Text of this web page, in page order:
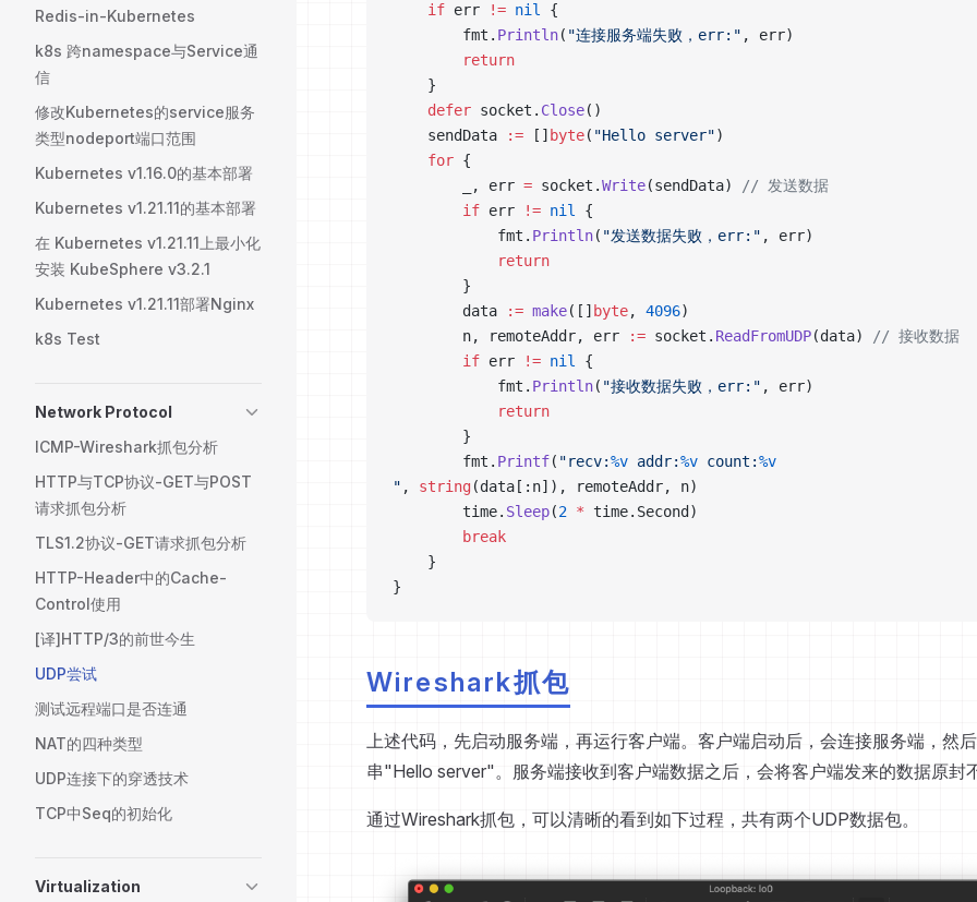
Redis-in-Kubernetes
k8s 跨namespace与Service通
信
修改Kubernetes的service服务
类型nodeport端口范围
Kubernetes v1.16.0的基本部署
Kubernetes v1.21.11的基本部署
在 Kubernetes v1.21.11上最小化
安装 KubeSphere v3.2.1
Kubernetes v1.21.11部署Nginx
k8s Test
Network Protocol
ICMP-Wireshark抓包分析
HTTP与TCP协议-GET与POST
请求抓包分析
TLS1.2协议-GET请求抓包分析
HTTP-Header中的Cache-
Control使用
[译]HTTP/3的前世今生
UDP尝试
测试远程端口是否连通
NAT的四种类型
UDP连接下的穿透技术
TCP中Seq的初始化
Virtualization
	if
err != nil
{
		fmt.
Println( "连接服务端失败，err:" , err)
		return
	}
	defer
socket. Close()
	sendData
:= [] byte( "Hello server")
	for
{
		_, err
= socket.Write(sendData)
// 发送数据
		if
err != nil
{
			fmt.
Println( "发送数据失败，err:" , err)
			return
		}
		data
:= make([] byte, 4096)
		n, remoteAddr, err
:= socket. ReadFromUDP(data)
// 接收数据
		if
err != nil
{
			fmt.
Println( "接收数据失败，err:" , err)
			return
		}
		fmt.
Printf( "recv:%v addr:%v count:%v
" , string(data[:n]), remoteAddr, n)
		time.
Sleep(2 * time.Second)
		break
	}
}
Wireshark抓包
上述代码，先启动服务端，再运行客户端。客户端启动后，会连接服务端，然
串"Hello server"。服务端接收到客户端数据之后，会将客户端发来的数据原封
通过Wireshark抓包，可以清晰的看到如下过程，共有两个UDP数据包。